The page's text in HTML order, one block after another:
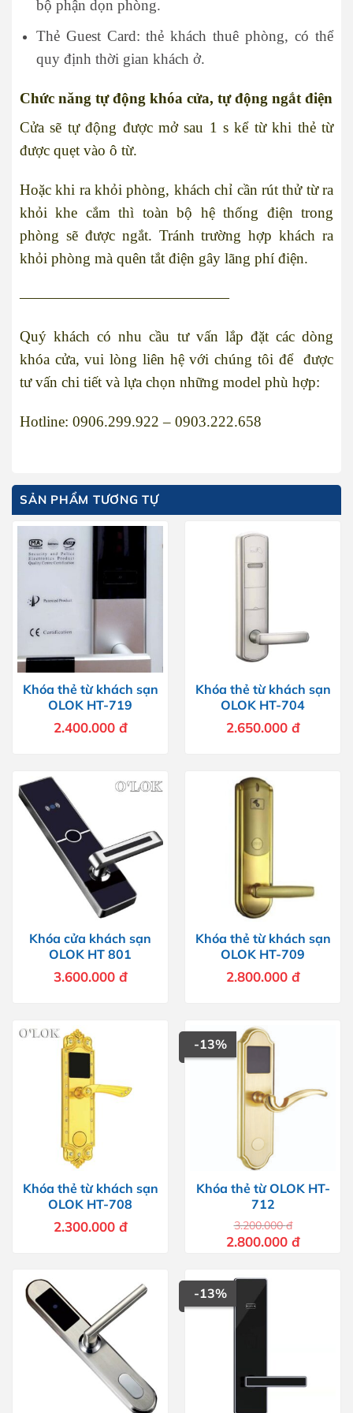
bộ phận dọn phòng.
Thẻ Guest Card: thẻ khách thuê phòng, có thể
quy định thời gian khách ở.
Chức năng tự động khóa cửa, tự động ngắt điện
Cửa sẽ tự động được mở sau 1 s kể từ khi thẻ từ
được quẹt vào ô từ.
Hoặc khi ra khỏi phòng, khách chỉ cần rút thử từ ra
khỏi khe cắm thì toàn bộ hệ thống điện trong
phòng sẽ được ngắt. Tránh trường hợp khách ra
khỏi phòng mà quên tắt điện gây lãng phí điện.
——————————————
Quý khách có nhu cầu tư vấn lắp đặt các dòng
khóa cửa, vui lòng liên hệ với chúng tôi để được
tư vấn chi tiết và lựa chọn những model phù hợp:
Hotline: 0906.299.922 – 0903.222.658
SẢN PHẨM TƯƠNG TỰ
Khóa thẻ từ khách sạn
OLOK HT-719
2.400.000 đ
Khóa thẻ từ khách sạn
OLOK HT-704
2.650.000 đ
Khóa cửa khách sạn
OLOK HT 801
3.600.000 đ
Khóa thẻ từ khách sạn
OLOK HT-709
2.800.000 đ
Khóa thẻ từ khách sạn
OLOK HT-708
2.300.000 đ
-13%
Khóa thẻ từ OLOK HT-
712
3.200.000đ
Giá
gốc
2.800.000 đGiá
hiện
-13%